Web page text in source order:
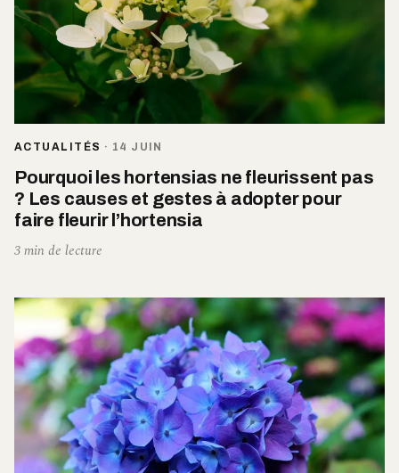
ACTUALITÉS · 14 JUIN
Pourquoi les hortensias ne fleurissent pas
? Les causes et gestes à adopter pour
faire fleurir l’hortensia
3 min de lecture